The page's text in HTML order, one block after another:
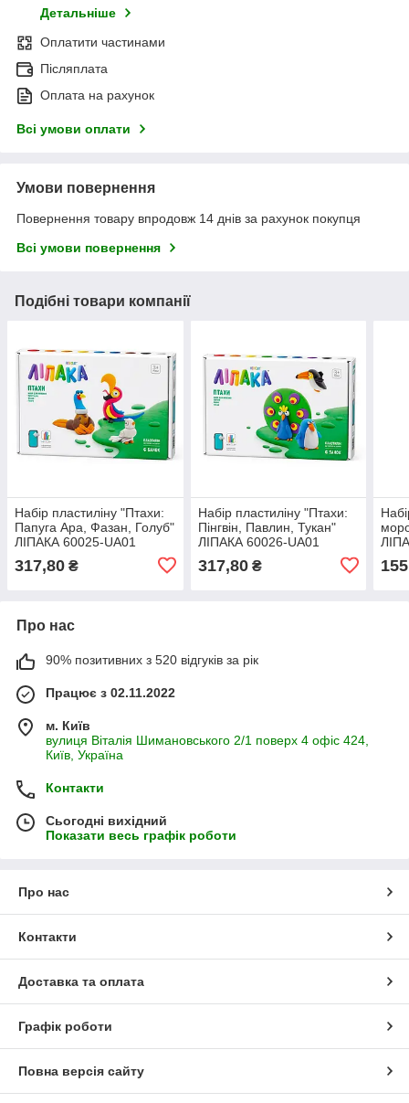
Детальніше
Оплатити частинами
Післяплата
Оплата на рахунок
Всі умови оплати
Умови повернення
Повернення товару впродовж 14 днів за рахунок покупця
Всі умови повернення
Подібні товари компанії
Набір пластиліну "Птахи:
Папуга Ара, Фазан, Голуб"
ЛІПАКА 60025-UA01
317,80 ₴
Набір пластиліну "Птахи:
Пінгвін, Павлин, Тукан"
ЛІПАКА 60026-UA01
317,80₴
Про нас
90% позитивних з 520 відгуків за рік
Працює з 02.11.2022
м. Київ
вулиця Віталія Шимановського 2/1 поверх 4 офіс 424,
Київ, Україна
Контакти
Сьогодні вихідний
Показати весь графік роботи
Про нас
Контакти
Доставка та оплата
Графік роботи
Повна версія сайту